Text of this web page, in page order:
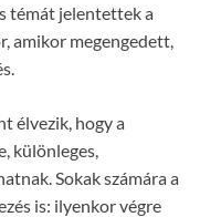
témát jelentettek a
amikor megengedett,
élvezik, hogy a
különleges,
Sokak számára a
is: ilyenkor végre